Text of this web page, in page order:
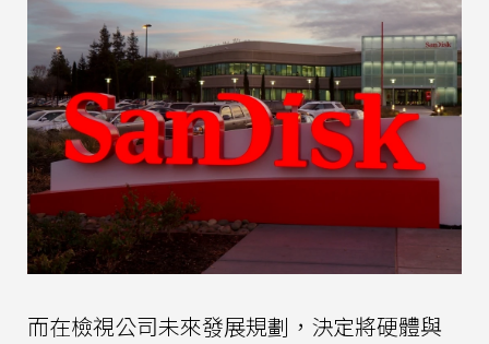
而在檢視公司未來發展規劃，決定將硬體與